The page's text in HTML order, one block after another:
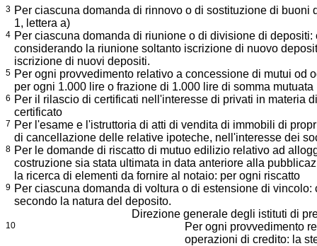
3 Per ciascuna domanda di rinnovo o di sostituzione di buoni
1, lettera a)
4 Per ciascuna domanda di riunione o di divisione di depositi:
considerando la riunione soltanto iscrizione di nuovo
iscrizione di nuovi depositi.
5 Per ogni provvedimento relativo a concessione di mutui od
per ogni 1.000 lire o frazione di 1.000 lire di somma mutuata
6 Per il rilascio di certificati nell'interesse di privati in materia
certificato
7 Per l'esame e l'istruttoria di atti di vendita di immobili di
di cancellazione delle relative ipoteche, nell'interesse dei
8 Per le domande di riscatto di mutuo edilizio relativo ad
costruzione sia stata ultimata in data anteriore alla
la ricerca di elementi da fornire al notaio: per ogni riscatto
9 Per ciascuna domanda di voltura o di estensione di vincolo:
secondo la natura del deposito.
Direzione generale degli istituti di
10
Per ogni provvedimento
operazioni di credito: la